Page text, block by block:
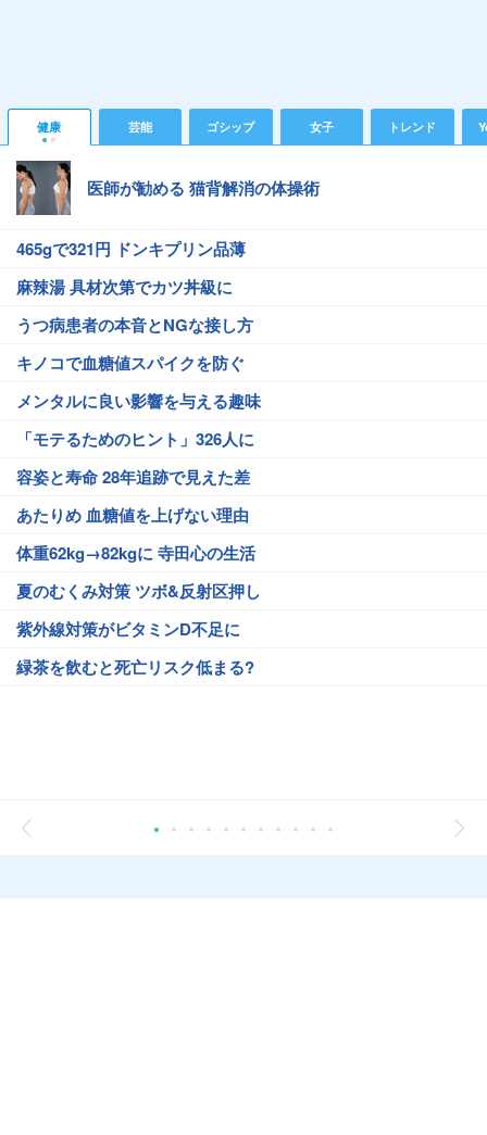
健康 芸能 ゴシップ 女子 トレンド
医師が勧める 猫背解消の体操術
465gで321円 ドンキプリン品薄
麻辣湯 具材次第でカツ丼級に
うつ病患者の本音とNGな接し方
キノコで血糖値スパイクを防ぐ
メンタルに良い影響を与える趣味
「モテるためのヒント」326人に
容姿と寿命 28年追跡で見えた差
あたりめ 血糖値を上げない理由
体重62kg→82kgに 寺田心の生活
夏のむくみ対策 ツボ&反射区押し
紫外線対策がビタミンD不足に
緑茶を飲むと死亡リスク低まる?